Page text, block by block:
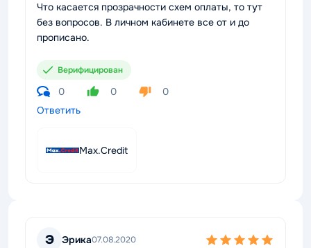
Что касается прозрачности схем оплаты, то тут
без вопросов. В личном кабинете все от и до
прописано.
Верифицирован
0 0
0
Ответить
Max.Credit
Э Эрика07.08.2020